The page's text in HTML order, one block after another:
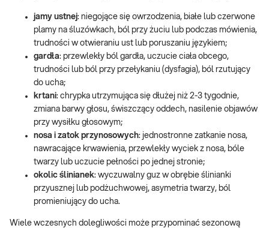
jamy ustnej: niegojące się owrzodzenia, białe lub czerwone
plamy na śluzówkach, ból przy żuciu lub podczas mówienia,
trudności w otwieraniu ust lub poruszaniu językiem;
gardła: przewlekły ból gardła, uczucie ciała obcego,
trudności lub ból przy przełykaniu (dysfagia), ból rzutujący
do ucha;
krtani: chrypka utrzymująca się dłużej niż 2-3 tygodnie,
zmiana barwy głosu, świszczący oddech, nasilenie objawów
przy wysiłku głosowym;
nosa i zatok przynosowych: jednostronne zatkanie nosa,
nawracające krwawienia, przewlekły wyciek z nosa, bóle
twarzy lub uczucie pełności po jednej stronie;
okolic ślinianek: wyczuwalny guz w obrębie ślinianki
przyusznej lub podżuchwowej, asymetria twarzy, ból
promieniujący do ucha.
Wiele wczesnych dolegliwości może przypominać sezonową